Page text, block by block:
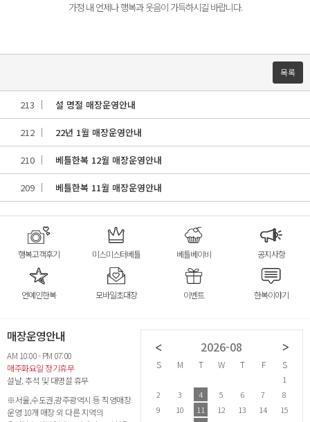
가정 내 언제나행복과웃음이 가득하시길 바랍니다.
목록
213 설 명절 매장운영안내
212 22년 1월 매장운영안내
210 베틀한복 12월 매장운영안내
209 베틀한복 11월 매장운영안내
행복고객후기 미스미스터베틀 베틀베이비 공지사항
연예인한복 모바일초대장 이벤트 한복이야기
매장운영안내
AM 10:00 - PM 07:00
매주화요일 정기휴무
설날, 추석 및 대명절 휴무
※서울,수도권,광주광역시 등 직영매장
운영 10개 매장 외 다른 지역의
2026-07
S M T W
1
7 8 9 10
12
13 14 15 16
2026-08
S M T W T F S
1
2
3 4 5 6 7
8
9
10 11 12 13 14
15